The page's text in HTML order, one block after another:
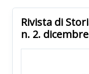
Rivista di
n. 2.